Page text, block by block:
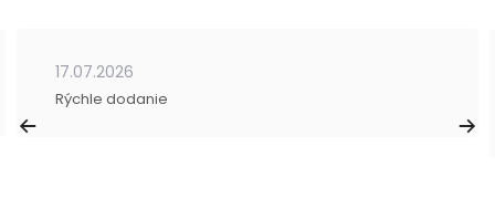
17.07.2026
Rýchle dodanie